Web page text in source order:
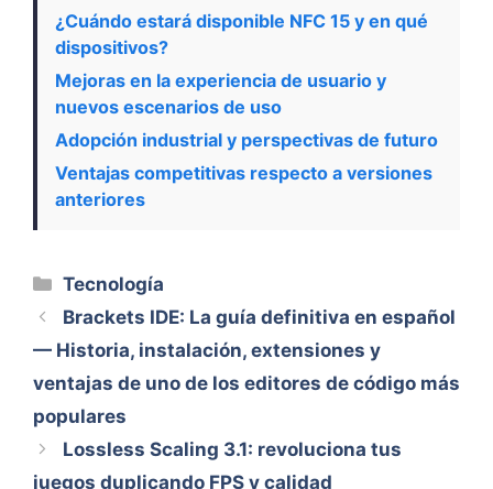
¿Cuándo estará disponible NFC 15 y en qué
dispositivos?
Mejoras en la experiencia de usuario y
nuevos escenarios de uso
Adopción industrial y perspectivas de futuro
Ventajas competitivas respecto a versiones
anteriores
Categorías
Tecnología
Brackets IDE: La guía definitiva en español
— Historia, instalación, extensiones y
ventajas de uno de los editores de código más
populares
Lossless Scaling 3.1: revoluciona tus
juegos duplicando FPS y calidad